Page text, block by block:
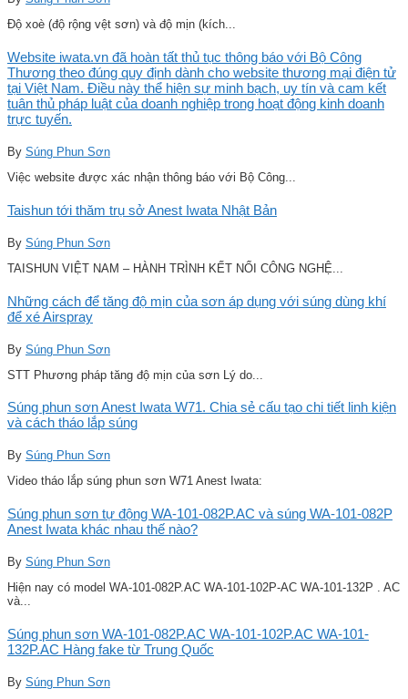
Độ xoè (độ rộng vệt sơn) và độ mịn (kích...
Website iwata.vn đã hoàn tất thủ tục thông báo với Bộ Công
Thương theo đúng quy định dành cho website thương mại điện tử
tại Việt Nam. Điều này thể hiện sự minh bạch, uy tín và cam kết
tuân thủ pháp luật của doanh nghiệp trong hoạt động kinh doanh
trực tuyến.
By Súng Phun Sơn
Việc website được xác nhận thông báo với Bộ Công...
Taishun tới thăm trụ sở Anest Iwata Nhật Bản
By Súng Phun Sơn
TAISHUN VIỆT NAM – HÀNH TRÌNH KẾT NỐI CÔNG NGHỆ...
Những cách để tăng độ mịn của sơn áp dụng với súng dùng khí
để xé Airspray
By Súng Phun Sơn
STT Phương pháp tăng độ mịn của sơn Lý do...
Súng phun sơn Anest Iwata W71. Chia sẻ cấu tạo chi tiết linh kiện
và cách tháo lắp súng
By Súng Phun Sơn
Video tháo lắp súng phun sơn W71 Anest Iwata:
Súng phun sơn tự động WA-101-082P.AC và súng WA-101-082P
Anest Iwata khác nhau thế nào?
By Súng Phun Sơn
Hiện nay có model WA-101-082P.AC WA-101-102P-AC WA-101-132P . AC
và...
Súng phun sơn WA-101-082P.AC WA-101-102P.AC WA-101-
132P.AC Hàng fake từ Trung Quốc
By Súng Phun Sơn